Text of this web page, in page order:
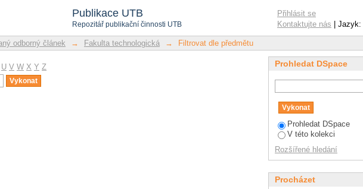
Publikace UTB
Repozitář publikační činnosti UTB
Přihlásit se
Kontaktujte nás | Jazyk:
odborný článek → Fakulta technologická → Filtrovat dle předmětu
U V W X Y Z
Prohledat DSpace
Prohledat DSpace
V této kolekci
Rozšířené hledání
Procházet